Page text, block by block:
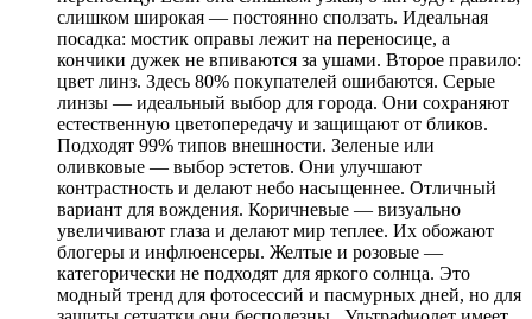
слишком широкая — постоянно сползать. Идеальная
посадка: мостик оправы лежит на переносице, а
кончики дужек не впиваются за ушами. Второе правило:
цвет линз. Здесь 80% покупателей ошибаются. Серые
линзы — идеальный выбор для города. Они сохраняют
естественную цветопередачу и защищают от бликов.
Подходят 99% типов внешности. Зеленые или
оливковые — выбор эстетов. Они улучшают
контрастность и делают небо насыщеннее. Отличный
вариант для вождения. Коричневые — визуально
увеличивают глаза и делают мир теплее. Их обожают
блогеры и инфлюенсеры. Желтые и розовые —
категорически не подходят для яркого солнца. Это
модный тренд для фотосессий и пасмурных дней, но для